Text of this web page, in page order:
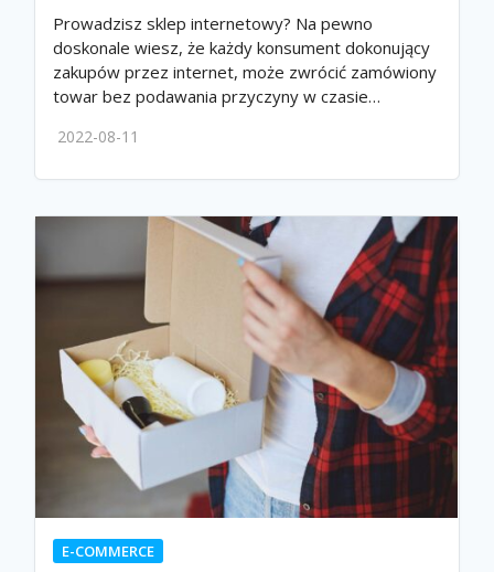
Prowadzisz sklep internetowy? Na pewno
doskonale wiesz, że każdy konsument dokonujący
zakupów przez internet, może zwrócić zamówiony
towar bez podawania przyczyny w czasie…
2022-08-11
E-COMMERCE